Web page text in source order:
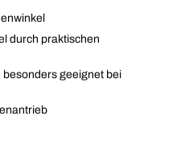
durch praktischen
geeignet bei